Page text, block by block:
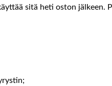
sitä heti oston jälkeen.